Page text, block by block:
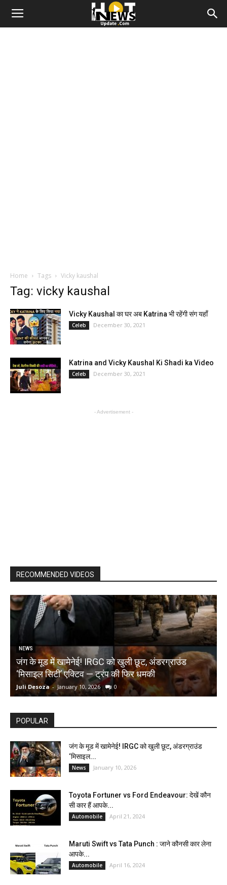
Home Tags Vicky kaushal
Tag: vicky kaushal
Vicky Kaushal का घर अब Katrina भी रहेंगी संग यहाँ
Celeb December 30, 2021
Katrina and Vicky Kaushal Ki Shadi ka Video
Celeb December 30, 2021
- Advertisement -
RECOMMENDED VIDEOS
NEWS
जंग के मूड में खामेनेई! IRGC को खुली छूट, अंडरग्राउंड
‘मिसाइल सिटी’ एक्टिव — ट्रंप की फिर धमकी
Juli Desoza - January 10, 2026 0
POPULAR
जंग के मूड में खामेनेई! IRGC को खुली छूट, अंडरग्राउंड
‘मिसाइल...
News January 10, 2026
Toyota Fortuner vs Ford Endeavour: देखें कौन
सी कार हैं आपके...
Automobile April 21, 2024
Maruti Swift vs Tata Punch : जाने कौनसी कार लेना
आपके...
Automobile April 16, 2024